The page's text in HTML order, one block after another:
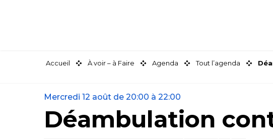
Accueil À voir – à Faire Agenda Tout l’agenda
Mercredi 12 août de 20:00 à 22:00
Déambulation